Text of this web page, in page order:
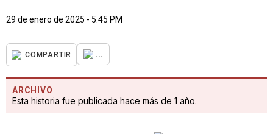
29 de enero de 2025 - 5:45 PM
COMPARTIR ...
ARCHIVO
Esta historia fue publicada hace más de 1 año.